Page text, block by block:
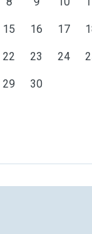
15 16 17
22 23 24
29 30